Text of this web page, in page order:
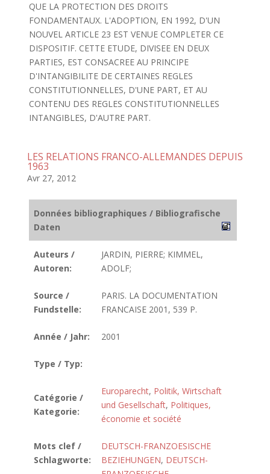
QUE LA PROTECTION DES DROITS
FONDAMENTAUX. L'ADOPTION, EN 1992, D'UN
NOUVEL ARTICLE 23 EST VENUE COMPLETER CE
DISPOSITIF. CETTE ETUDE, DIVISEE EN DEUX
PARTIES, EST CONSACREE AU PRINCIPE
D'INTANGIBILITE DE CERTAINES REGLES
CONSTITUTIONNELLES, D'UNE PART, ET AU
CONTENU DES REGLES CONSTITUTIONNELLES
INTANGIBLES, D'AUTRE PART.
LES RELATIONS FRANCO-ALLEMANDES DEPUIS
1963
Avr 27, 2012
Données bibliographiques / Bibliografische
Daten
Auteurs /
Autoren:
JARDIN, PIERRE; KIMMEL,
ADOLF;
Source /
Fundstelle:
PARIS. LA DOCUMENTATION
FRANCAISE 2001, 539 P.
Année / Jahr: 2001
Type / Typ:
Catégorie /
Kategorie:
Europarecht, Politik, Wirtschaft
und Gesellschaft, Politiques,
économie et société
Mots clef /
Schlagworte:
DEUTSCH-FRANZOESISCHE
BEZIEHUNGEN, DEUTSCH-